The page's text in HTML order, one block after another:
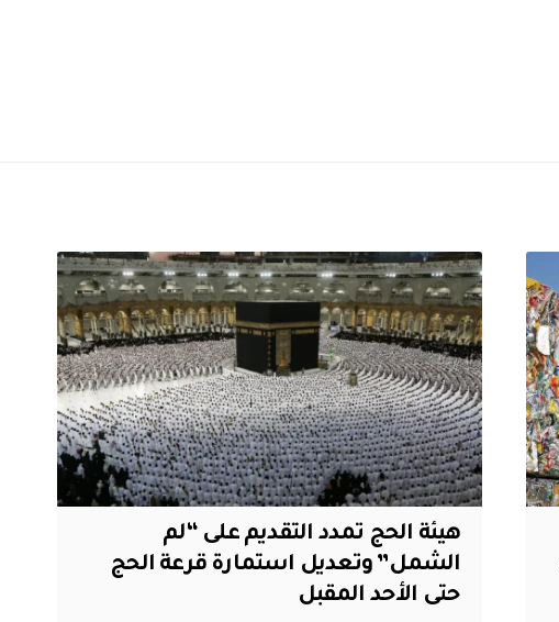
هيئة الحج تمدد التقديم على “لم
الشمل” وتعديل استمارة قرعة الحج
حتى الأحد المقبل